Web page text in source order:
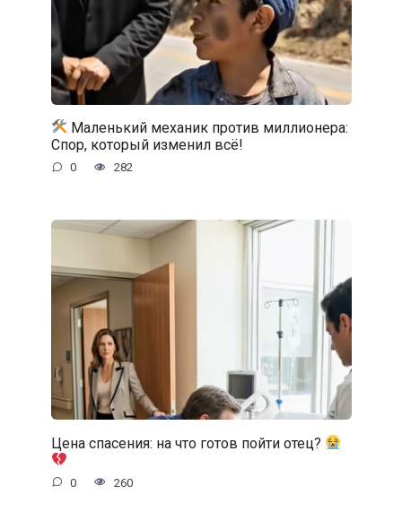
Маленький механик против миллионера:
Спор, который изменил всё!
0 282
Цена спасения: на что готов пойти отец?
0 260